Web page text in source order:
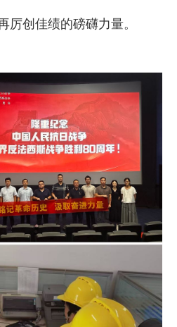
创佳绩的磅礴力量。